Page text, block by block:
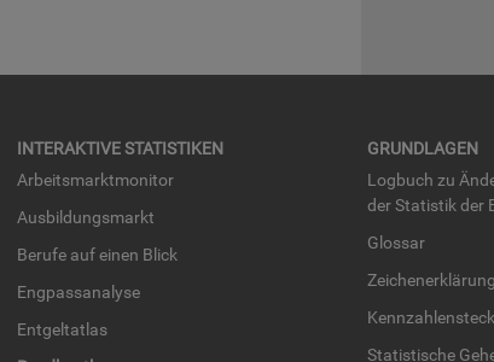
IN­TER­AK­TI­VE STA­TIS­TI­KEN
Ar­beits­markt­mo­ni­tor
Aus­bil­dungs­markt
Be­ru­fe auf einen Blick
Eng­pass­ana­ly­se
Ent­gel­t­at­las
GRUND­LA­GEN
Log­buch zu
der Sta­tis­tik der
Glos­sar
Zei­chen­er­klä­rung
Sta­tis­ti­sche